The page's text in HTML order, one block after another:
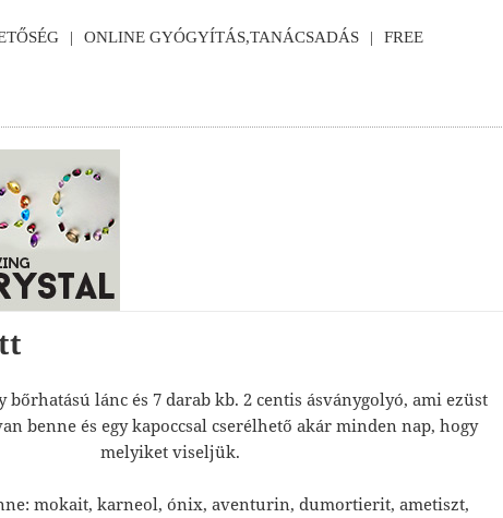
ONLINE GYÓGYÍTÁS,TANÁCSADÁS FREE
bőrhatású lánc és 7 darab kb. 2 centis ásványgolyó, ami ezüst
benne és egy kapoccsal cserélhető akár minden nap, hogy
melyiket viseljük.
mokait, karneol, ónix, aventurin, dumortierit, ametiszt,